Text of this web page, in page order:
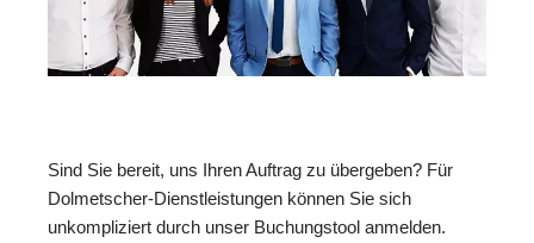
Sind Sie bereit, uns Ihren Auftrag zu übergeben? Für
Dolmetscher-Dienstleistungen können Sie sich
unkompliziert durch unser Buchungstool anmelden.